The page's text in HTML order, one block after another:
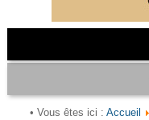
• Vous êtes ici : Accueil